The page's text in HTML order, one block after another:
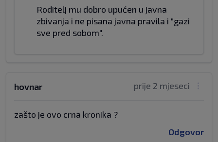
Roditelj mu dobro upućen u javna
zbivanja i ne pisana javna pravila i "gazi
sve pred sobom".
prije 2 mjeseci
hovnar
zašto je ovo crna kronika ?
Odgovor